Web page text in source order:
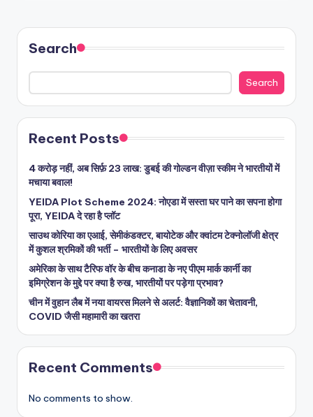
Search
Search
Recent Posts
4 करोड़ नहीं, अब सिर्फ़ 23 लाख: डुबई की गोल्डन वीज़ा स्कीम ने भारतीयों में
मचाया बवाल!
YEIDA Plot Scheme 2024: नोएडा में सस्ता घर पाने का सपना होगा
पूरा, YEIDA दे रहा है प्लॉट
साउथ कोरिया का एआई, सेमीकंडक्टर, बायोटेक और क्वांटम टेक्नोलॉजी क्षेत्र
में कुशल श्रमिकों की भर्ती – भारतीयों के लिए अवसर
अमेरिका के साथ टैरिफ वॉर के बीच कनाडा के नए पीएम मार्क कार्नी का
इमिग्रेशन के मुद्दे पर क्या है रुख, भारतीयों पर पड़ेगा प्रभाव?
चीन में वुहान लैब में नया वायरस मिलने से अलर्ट: वैज्ञानिकों का चेतावनी,
COVID जैसी महामारी का खतरा
Recent Comments
No comments to show.